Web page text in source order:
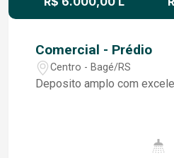
Comercial - Prédio
Centro - Bagé/RS
Deposito amplo com